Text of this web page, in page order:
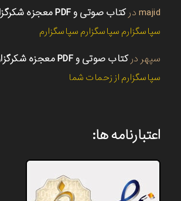
majid درکتاب صوتی و PDF معجزه شکرگزاری از راندا برن
سپاسگزارم سپاسگزارم سپاسگزارم
سپهر درکتاب صوتی و PDF معجزه شکرگزاری از راندا برن
سپاسگزارم از زحمات شما
اعتبارنامه ها: